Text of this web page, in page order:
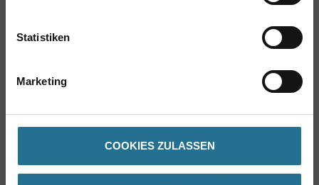
Statistiken
Marketing
COOKIES ZULASSEN
Putze- und Spachtelmassen
Wand- & Deckenbeläge
Späth Knoll GmbH